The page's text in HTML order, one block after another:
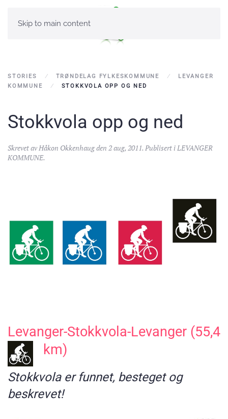
Skip to main content
STORIES TRØNDELAG FYLKESKOMMUNE
LEVANGER
KOMMUNE
STOKKVOLA OPP OG NED
Stokkvola opp og ned
Skrevet avHåkon Okkenhaugden 2 aug, 2011. Publisert iLEVANGER
KOMMUNE.
Levanger-Stokkvola-Levanger (55,4
km)
Stokkvola er funnet, besteget og
beskrevet!